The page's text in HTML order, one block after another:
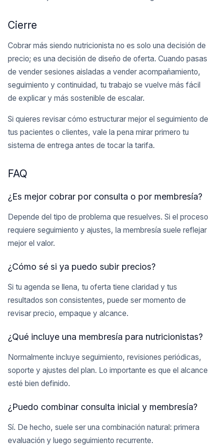
Cierre
Cobrar más siendo nutricionista no es solo una decisión de
precio; es una decisión de diseño de oferta. Cuando pasas
de vender sesiones aisladas a vender acompañamiento,
seguimiento y continuidad, tu trabajo se vuelve más fácil
de explicar y más sostenible de escalar.
Si quieres revisar cómo estructurar mejor el seguimiento de
tus pacientes o clientes, vale la pena mirar primero tu
sistema de entrega antes de tocar la tarifa.
FAQ
¿Es mejor cobrar por consulta o por membresía?
Depende del tipo de problema que resuelves. Si el proceso
requiere seguimiento y ajustes, la membresía suele reflejar
mejor el valor.
¿Cómo sé si ya puedo subir precios?
Si tu agenda se llena, tu oferta tiene claridad y tus
resultados son consistentes, puede ser momento de
revisar precio, empaque y alcance.
¿Qué incluye una membresía para nutricionistas?
Normalmente incluye seguimiento, revisiones periódicas,
soporte y ajustes del plan. Lo importante es que el alcance
esté bien definido.
¿Puedo combinar consulta inicial y membresía?
Sí. De hecho, suele ser una combinación natural: primera
evaluación y luego seguimiento recurrente.